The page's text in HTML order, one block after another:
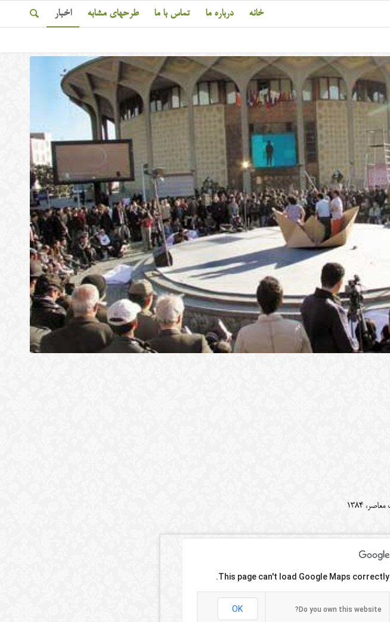
خانه درباره ما تماس با ما طرحهای مشابه اخبار
This page can't load Google Maps correctly.
Do you own this website?
OK